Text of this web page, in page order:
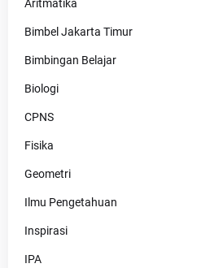
Aritmatika
Bimbel Jakarta Timur
Bimbingan Belajar
Biologi
CPNS
Fisika
Geometri
Ilmu Pengetahuan
Inspirasi
IPA